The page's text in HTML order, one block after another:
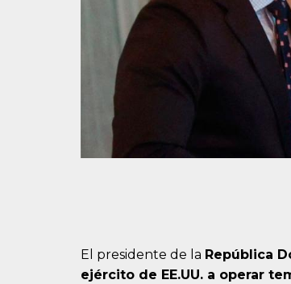
El presidente de la República
ejército de EE.UU. a operar